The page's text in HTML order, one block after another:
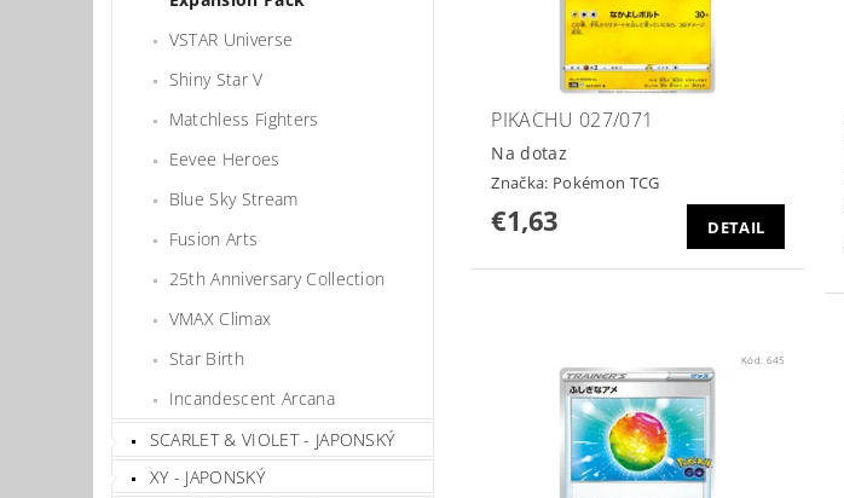
VSTAR Universe
Shiny Star V
Matchless Fighters
Eevee Heroes
Blue Sky Stream
Fusion Arts
25th Anniversary Collection
VMAX Climax
Star Birth
Incandescent Arcana
SCARLET & VIOLET - JAPONSKÝ
XY - JAPONSKÝ
PIKACHU 027/071
Na dotaz
Značka: Pokémon TCG
€1,63 DETAIL
Kód: 645